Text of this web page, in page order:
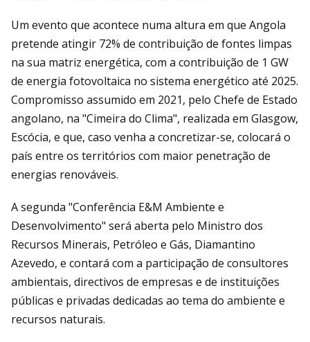
Um evento que acontece numa altura em que Angola
pretende atingir 72% de contribuição de fontes limpas
na sua matriz energética, com a contribuição de 1 GW
de energia fotovoltaica no sistema energético até 2025.
Compromisso assumido em 2021, pelo Chefe de Estado
angolano, na "Cimeira do Clima", realizada em Glasgow,
Escócia, e que, caso venha a concretizar-se, colocará o
país entre os territórios com maior penetração de
energias renováveis.
A segunda "Conferência E&M Ambiente e
Desenvolvimento" será aberta pelo Ministro dos
Recursos Minerais, Petróleo e Gás, Diamantino
Azevedo, e contará com a participação de consultores
ambientais, directivos de empresas e de instituições
públicas e privadas dedicadas ao tema do ambiente e
recursos naturais.